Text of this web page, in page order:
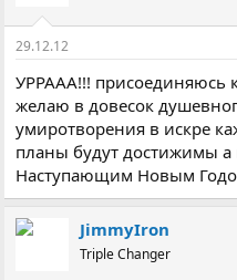
29.12.12
УРРААА!!! присоединяюсь
желаю в довесок
умиротворения в искре
планы будут достижимы
Наступающим Новым
JimmyIron
Triple Changer